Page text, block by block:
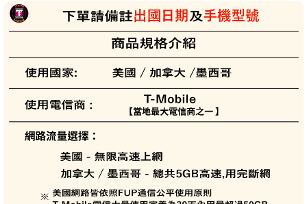
每筆NT$65，滿NT$199(含以上)免運費
到店自取-台北信義門市 (租借商品請先詢問客服)
每筆NT$100，滿NT$199(含以上)免運費